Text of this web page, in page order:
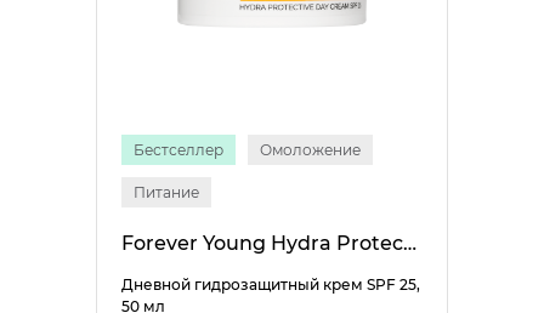
Бестселлер Омоложение
Питание
Forever Young Hydra Protective Day Cream SPF 25
Дневной гидрозащитный крем SPF 25,
50 мл